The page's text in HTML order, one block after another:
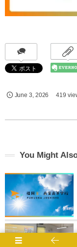
June 3, 2026 419
You Might